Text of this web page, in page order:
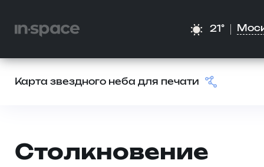
21°
Карта звездного неба для печати
Столкновение